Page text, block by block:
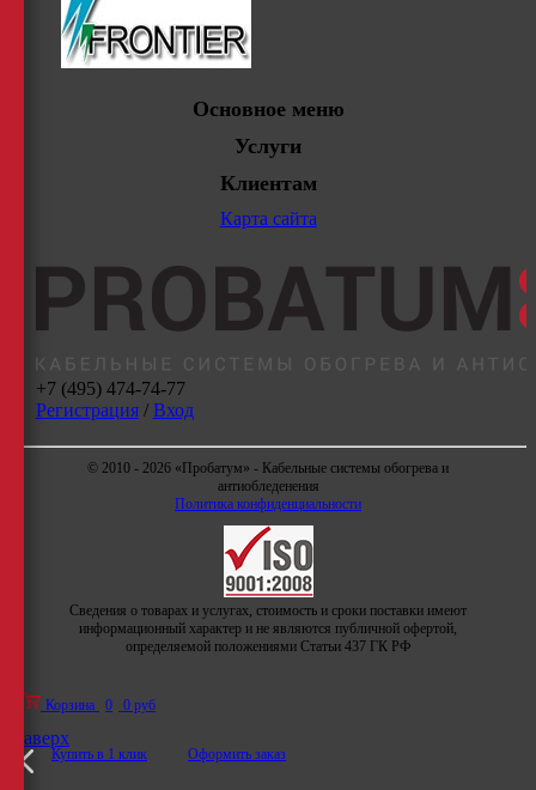
Основное меню
Услуги
Клиентам
Карта сайта
+7 (495) 474-74-77
Регистрация/ Вход
© 2010 - 2026 «Пробатум» - Кабельные системы обогрева и
антиобледенения
Политика конфиденциальности
Сведения о товарах и услугах, стоимость и сроки поставки имеют
информационный характер и не являются публичной офертой,
определяемой положениями Статьи 437 ГК РФ
Корзина 0 0 руб
Купить в 1 клик Оформить заказ
Наверх